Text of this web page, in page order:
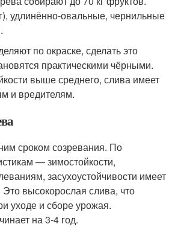
удлинённо-овальные, чернильные
по окраске, сделать это
практическими чёрными.
выше среднего, слива имеет
и вредителям.
сроком созревания. По
— зимостойкости,
засухоустойчивости имеет
Это высокорослая слива, что
уходе и сборе урожая.
на 3-4 год.